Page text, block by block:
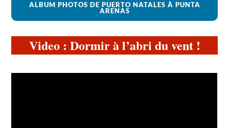
ALBUM PHOTOS DE PUERTO NATALES À PUNTA
ARENAS
Video : Dormir à l’abri du vent !